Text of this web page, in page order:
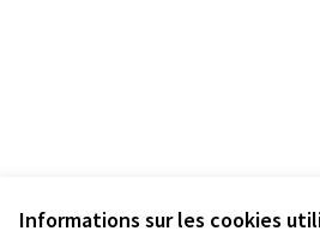
Informations sur les cookies